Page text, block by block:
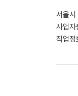
서울
사업
직업